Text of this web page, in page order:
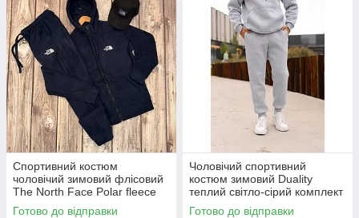
Спортивний костюм
чоловічий зимовий флісовий
The North Face Polar fleece
тнф синій
Готово до відправки
Чоловічий спортивний
костюм зимовий Duality
теплий світло-сірий комплект
худі штани на флісі
Готово до відправки